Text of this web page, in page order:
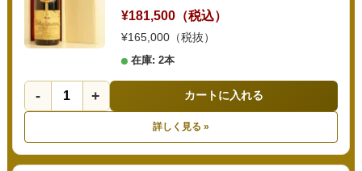
¥181,500（税込）
¥165,000（税抜）
在庫: 2本
- + カートに入れる
詳しく見る »